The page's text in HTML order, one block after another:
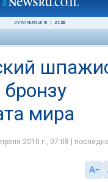
09 АПРЕЛЯ 2010 21:36
мира
2010 г., 07:08 |